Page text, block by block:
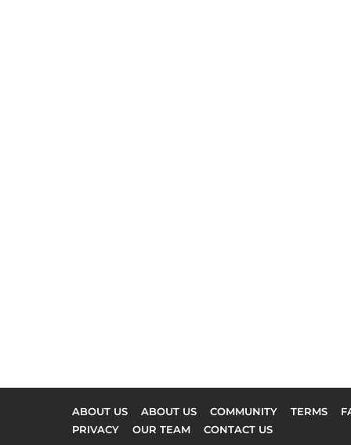
ABOUT US ABOUT US COMMUNITY TERMS
PRIVACY
OUR TEAM CONTACT US